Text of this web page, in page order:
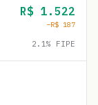
R$ 1.522
−R$ 187
2.1% FIPE